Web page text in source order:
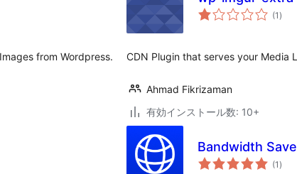
from Wordpress.
(1 個
の)
CDN Plugin that serves your Media
Ahmad Fikrizaman
有効インストール数: 10+
Bandwidth
(1 個
の)